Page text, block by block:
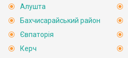
Алушта
Бахчисарайський район
Євпаторія
Керч